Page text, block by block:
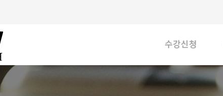
수강신청
수강절차